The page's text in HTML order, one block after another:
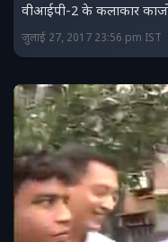
वीआईपी-2 के कलाकार
जुलाई 27, 2017 23:56 pm IST